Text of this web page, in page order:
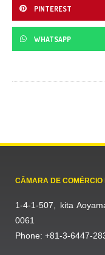
PINTEREST
WHATSAPP
CÂMARA DE
1-4-1-507, kita
0061
Phone: +81-3-6447-